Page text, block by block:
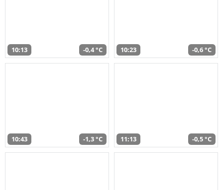
10:13 -0,4 °C 10:23 -0,6 °C
10:43 -1,3 °C 11:13 -0,5 °C